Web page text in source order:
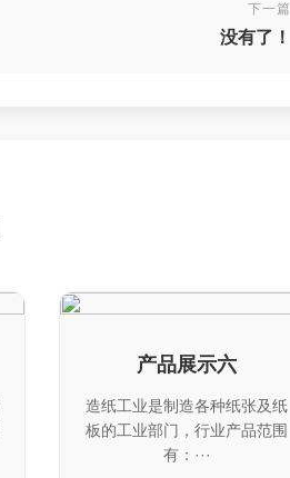
下一篇
没有了！
产品展示六
造纸工业是制造各种纸张及纸
板的工业部门，行业产品范围
有：···